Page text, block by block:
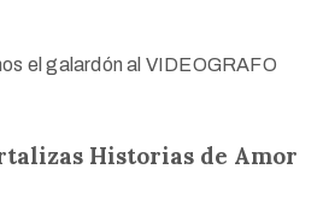
el galardón al VIDEOGRAFO
Historias de Amor